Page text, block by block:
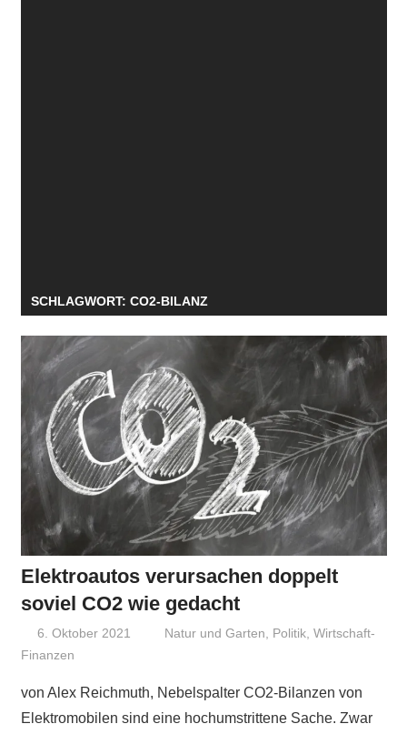
SCHLAGWORT: CO2-BILANZ
Elektroautos verursachen doppelt
soviel CO2 wie gedacht
6. Oktober 2021 Niki Vogt
Natur und Garten, Politik,Wirtschaft-
Finanzen
von Alex Reichmuth, Nebelspalter CO2-Bilanzen von
Elektromobilen sind eine hochumstrittene Sache. Zwar